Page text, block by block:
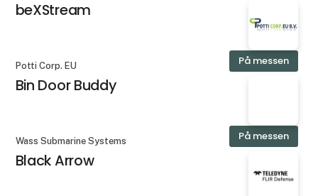
beXStream
På messen
Potti Corp. EU
Bin Door Buddy
På messen
Wass Submarine Systems
Black Arrow